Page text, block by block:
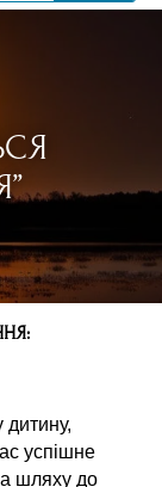
успішне
шляху до